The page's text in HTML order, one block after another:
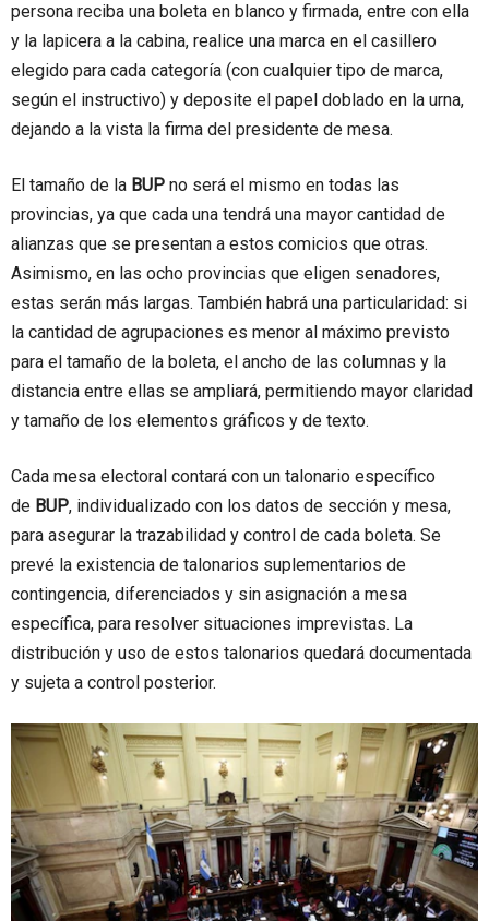
persona reciba una boleta en blanco y firmada, entre con ella
y la lapicera a la cabina, realice una marca en el casillero
elegido para cada categoría (con cualquier tipo de marca,
según el instructivo) y deposite el papel doblado en la urna,
dejando a la vista la firma del presidente de mesa.
El tamaño de la BUP no será el mismo en todas las
provincias, ya que cada una tendrá una mayor cantidad de
alianzas que se presentan a estos comicios que otras.
Asimismo, en las ocho provincias que eligen senadores,
estas serán más largas. También habrá una particularidad: si
la cantidad de agrupaciones es menor al máximo previsto
para el tamaño de la boleta, el ancho de las columnas y la
distancia entre ellas se ampliará, permitiendo mayor claridad
y tamaño de los elementos gráficos y de texto.
Cada mesa electoral contará con un talonario específico
de BUP, individualizado con los datos de sección y mesa,
para asegurar la trazabilidad y control de cada boleta. Se
prevé la existencia de talonarios suplementarios de
contingencia, diferenciados y sin asignación a mesa
específica, para resolver situaciones imprevistas. La
distribución y uso de estos talonarios quedará documentada
y sujeta a control posterior.